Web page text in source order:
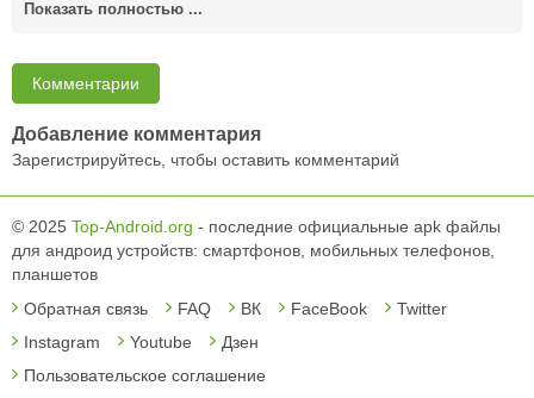
Показать полностью ...
Комментарии
Добавление комментария
Зарегистрируйтесь, чтобы оставить комментарий
© 2025 Top-Android.org - последние официальные apk файлы
для андроид устройств: смартфонов, мобильных телефонов,
планшетов
Обратная связь
FAQ ВК FaceBook
Twitter
Instagram
Youtube
Дзен
Пользовательское соглашение